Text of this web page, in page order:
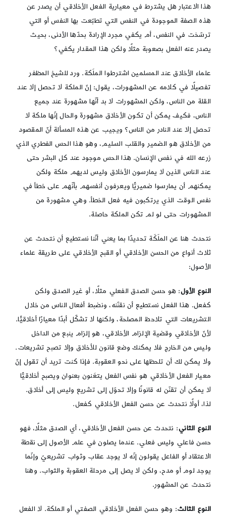
هذا الاعتبار هل يشترط في معيارية الفعل الأخلاقي أن يصدر عن
هذه الصفة الموجودة في النفس التي تطبّعت بها النفس أو التي
ترسّخت في النفس، أم يكفي مجرد الإرادة بحدّها الأدنى، بحيث
يصدر عنه الفعل بصعوبة مثلًا ولكن هذا المقدار يكفي؟
علماء الأخلاق عند المسلمين اشترطوا الملَكة. ورد للشيخ المظفر
تفصيلًا في كلامه عن المشهورات، يقول: إنّ الملكة لا تحصل إلا عند
القلة من الناس، ولكن المشهورات لا بد أنّها مشهورة عند جميع
الناس، فكيف يمكن أن تكون الأخلاق مشهورة والحال إنّها ملكة لا
تحصل إلا عند النادر من الناس؟ ويجيب عن هذه المسألة أنّ المقصود
من الأخلاق هو الضمير والقلب السليم، وهو هذا الحس الفطري الذي
زرعه الله في نفس الإنسان. هذا الحس موجود عند كل البشر حتى
عند الناس الذين لا يمارسون الأخلاق وليس لديهم ملكة ولكن
يمكنهم أن يمارسوا ضميريًّا ويعرفون أنفسهم بأنّهم على خطأ في
نفس الوقت الذي يرتكبون فيه فعل الخطأ. وهي مشهورة من
المشهورات حتى لو لم تكن الملكة حاصلة.
نتحدث هنا عن الملَكَة تحديدًا بما يعني أنّنا نستطيع أن نتحدث عن
ثلاث أنواع من الحسن الأخلاقي أو القبح الأخلاقي على طريقة علماء
الأصول:
النوع الأول: هو حسن الصدق الفعلي مثلًا، أو غير الصدق ولكن
كفعل. هذا الفعل نستطيع أن نقنّنه، ونضبط أفعال الناس من خلال
التشريعات التي تلاحظ المصلحة، ولكنها لا تشكّل أبدًا معيارًا أخلاقيًّا.
لأنّ الأخلاقي وقضية الإلزام الأخلاقي، هو إلزام ينبع من الداخل
وليس من الخارج فلا يمكنك وضع قانون للأخلاق وإلا تصبح تشريعات.
ولا يمكن لك أن تلحظها على نحو العقوبة. فإذا كنت تريد أن تقول إنّ
معيار الفعل الأخلاقي هو نفس الفعل يتعَنون بعنوان ويصبح أخلاقيًّا
لا يمكن أن تقنّن له قانونًا وإلا تحوّل إلى تشريع وليس إلى أخلاق.
لذا، أولًا نتحدث عن حسن الفعل الأخلاقي كفعل.
النوع الثاني: نتحدث عن حسن الفعل الأخلاقي، أي الصدق مثلًا، فهو
حسن فاعلي وليس فعلي. عندما يصلون في علم الأصول إلى نقطة
الاعتقاد أو الفاعل يقولون إنّه لا يوجد عقاب وثواب تشريعيّ وإنّما
يوجد لوم أو مدح، ولكن لا يصل إلى مرحلة العقوبة والثواب. وهنا
نتحدث عن المشهور.
النوع الثالث: وهو حسن الفعل الأخلاقي الصفتي أو الملكة. لا الفعل